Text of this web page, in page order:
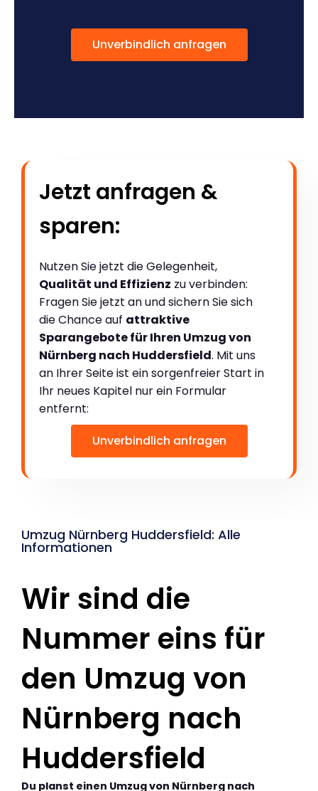
Unverbindlich anfragen
Jetzt anfragen &
sparen:
Nutzen Sie jetzt die Gelegenheit,
Qualität und Effizienz zu verbinden:
Fragen Sie jetzt an und sichern Sie sich
die Chance auf attraktive
Sparangebote für Ihren Umzug von
Nürnberg nach Huddersfield. Mit uns
an Ihrer Seite ist ein sorgenfreier Start in
Ihr neues Kapitel nur ein Formular
entfernt:
Unverbindlich anfragen
Umzug Nürnberg Huddersfield: Alle
Informationen
Wir sind die
Nummer eins für
den Umzug von
Nürnberg nach
Huddersfield
Du planst einen Umzug von Nürnberg nach